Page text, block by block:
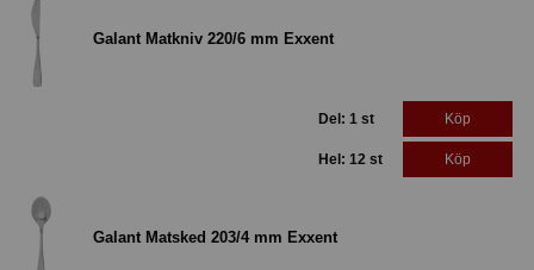
Galant Matkniv 220/6 mm Exxent
Del: 1 st Köp
Hel: 12 st Köp
Galant Matsked 203/4 mm Exxent